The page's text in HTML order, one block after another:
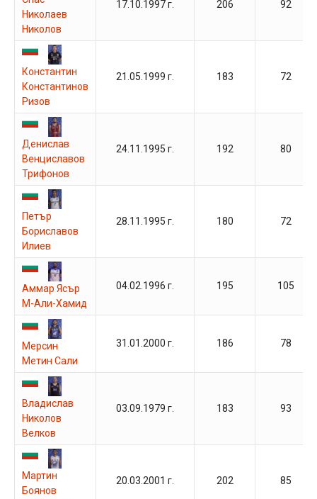
Николаев
Николов
17.10.1997 г. 206 92
Константин
Константинов
Ризов
21.05.1999 г. 183 72
Денислав
Венциславов
Трифонов
24.11.1995 г. 192 80
Петър
Бориславов
Илиев
28.11.1995 г. 180 72
Аммар Ясър
М-Али-Хамид
04.02.1996 г. 195 105
Мерсин
Метин Сали
31.01.2000 г. 186 78
Владислав
Николов
Велков
03.09.1979 г. 183 93
Мартин
Боянов
20.03.2001 г. 202 85